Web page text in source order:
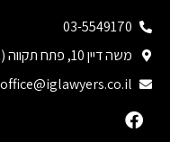
03-5549170
משה דיין 10, פתח תקווה (בניין מטרופארק)
office@iglawyers.co.il